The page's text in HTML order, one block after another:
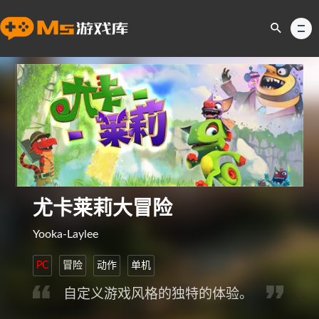
尤卡莱莉大冒险
Yooka-Laylee
PC 冒险 动作 单机
自定义游戏风格的独特的体验。